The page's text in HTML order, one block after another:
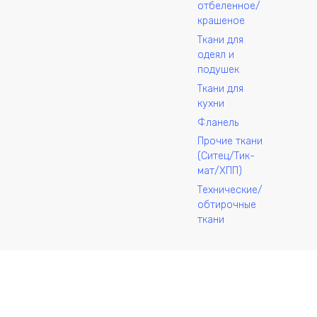
В корзину
Купить в один клик
Рогожка «Пиония» (от
производителя)
170,50₽
отбеленное/
крашеное
Ткани для
одеял и
подушек
Ткани для
кухни
Фланель
Прочие ткани
(Ситец/Тик-
мат/ХПП)
Технические/
обтирочные
ткани